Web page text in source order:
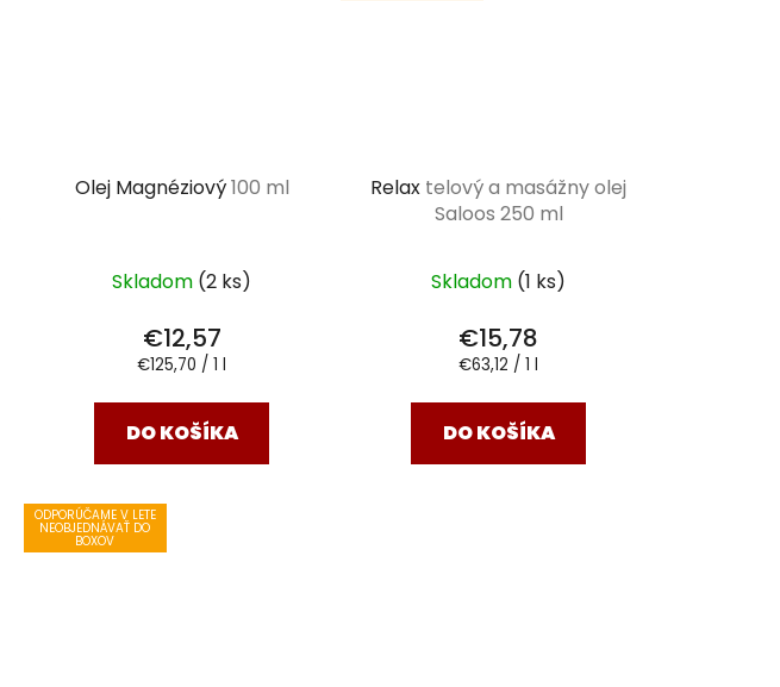
Olej Magnéziový100 ml
Skladom (2 ks)
€12,57
Jednotková
€125,70 / 1 l
DO KOŠÍKA
Relax telový a masážny olej
Saloos 250 ml
Skladom (1 ks)
€15,78
Jednotková
€63,12 / 1 l
DO KOŠÍKA
ODPORÚČAME V LETE
NEOBJEDNÁVAŤ DO
BOXOV